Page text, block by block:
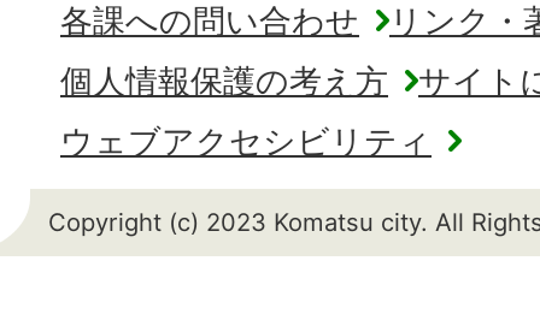
各課への問い合わせ
リンク・
個人情報保護の考え方
サイト
ウェブアクセシビリティ
Copyright (c) 2023 Komatsu city. All